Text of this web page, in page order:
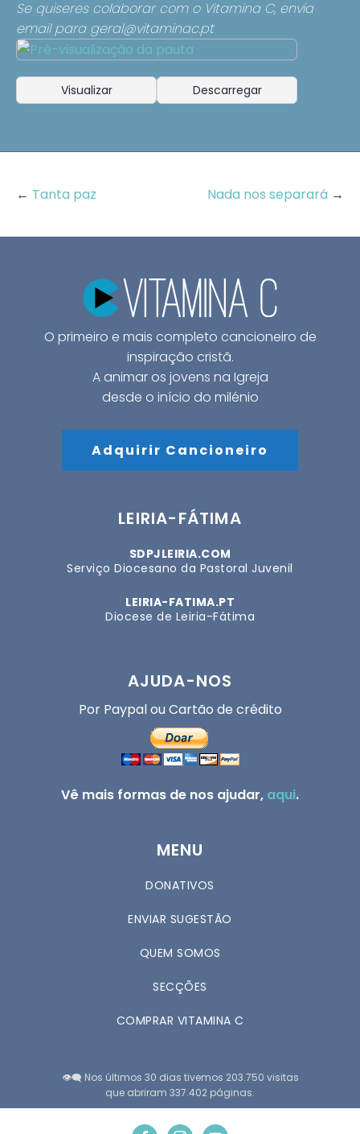
Se quiseres colaborar com o Vitamina C, envia
email para geral@vitaminac.pt
Visualizar Descarregar
← Tanta paz Nada nos separará →
O primeiro e mais completo cancioneiro de
inspiração cristã.
A animar os jovens na Igreja
desde o início do milénio
Adquirir Cancioneiro
LEIRIA-FÁTIMA
SDPJLEIRIA.COM
Serviço Diocesano da Pastoral Juvenil
LEIRIA-FATIMA.PT
Diocese de Leiria-Fátima
AJUDA-NOS
Por Paypal ou Cartão de crédito
Vê mais formas de nos ajudar, aqui.
MENU
DONATIVOS
ENVIAR SUGESTÃO
QUEM SOMOS
SECÇÕES
COMPRAR VITAMINA C
👁️‍🗨️ Nos últimos 30 dias tivemos 203.750 visitas
que abriram 337.402 páginas.